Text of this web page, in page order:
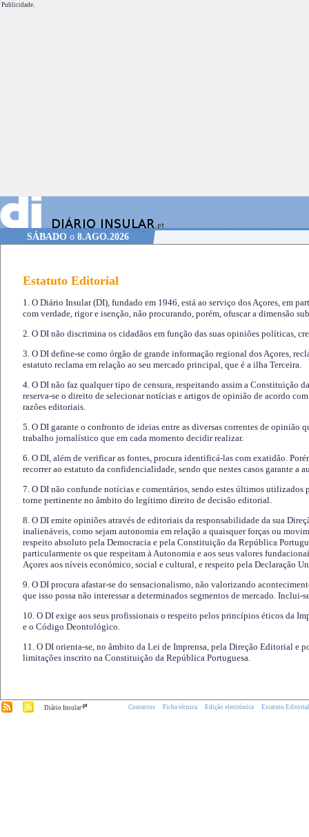
Publicidade.
SÁBADOo 8.AGO.2026
Estatuto Editorial
1. O Diário Insular (DI), fundado em 1946, está ao serviço dos Açores, em
com verdade, rigor e isenção, não procurando, porém, ofuscar a dimensão
2. O DI não discrimina os cidadãos em função das suas opiniões políticas,
3. O DI define-se como órgão de grande informação regional dos Açores,
estatuto reclama em relação ao seu mercado principal, que é a ilha Terceira.
4. O DI não faz qualquer tipo de censura, respeitando assim a Constituição
reserva-se o direito de selecionar notícias e artigos de opinião de acordo
razões editoriais.
5. O DI garante o confronto de ideias entre as diversas correntes de opinião
trabalho jornalístico que em cada momento decidir realizar.
6. O DI, além de verificar as fontes, procura identificá-las com exatidão.
recorrer ao estatuto da confidencialidade, sendo que nestes casos garante a
7. O DI não confunde notícias e comentários, sendo estes últimos utilizados
torne pertinente no âmbito do legítimo direito de decisão editorial.
8. O DI emite opiniões através de editoriais da responsabilidade da sua
inalienáveis, como sejam autonomia em relação a quaisquer forças ou
respeito absoluto pela Democracia e pela Constituição da República
particularmente os que respeitam à Autonomia e aos seus valores
Açores aos níveis económico, social e cultural, e respeito pela Declaração
9. O DI procura afastar-se do sensacionalismo, não valorizando
que isso possa não interessar a determinados segmentos de mercado.
10. O DI exige aos seus profissionais o respeito pelos princípios éticos da
e o Código Deontológico.
11. O DI orienta-se, no âmbito da Lei de Imprensa, pela Direção Editorial e
limitações inscrito na Constituição da República Portuguesa.
Diário Insular.pt Contactos Ficha técnica Edição electrónica Estatuto Editorial